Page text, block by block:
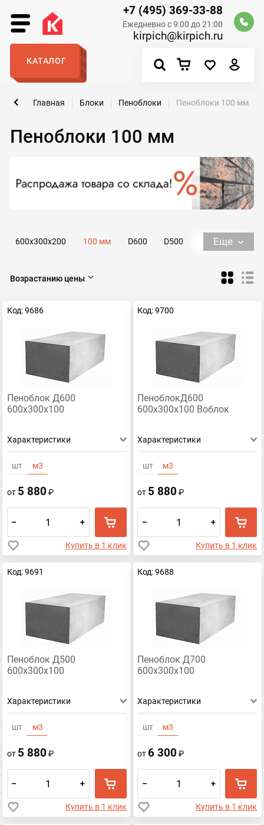
+7 (495) 369-33-88
Ежедневно с 9:00 до 21:00
kirpich@kirpich.ru
КАТАЛОГ
Пеноблоки 100 мм
Главная Блоки Пеноблоки Пеноблоки 100 мм
600х300х200 100 мм D600
D500
600х400х300
600х300х300
Еще
Возрастанию цены
Код: 9686
Пеноблок Д600
600х300х100
Характеристики
шт м3
от 5 880 ₽
– +
Купить в 1 клик
Код: 9700
ПеноблокД600
600х300х100 Воблок
Характеристики
шт м3
от 5 880 ₽
– +
Купить в 1 клик
Код: 9691
Пеноблок Д500
600х300х100
Характеристики
шт м3
от 5 880 ₽
– +
Купить в 1 клик
Код: 9688
Пеноблок Д700
600х300х100
Характеристики
шт м3
от 6 300 ₽
– +
Купить в 1 клик